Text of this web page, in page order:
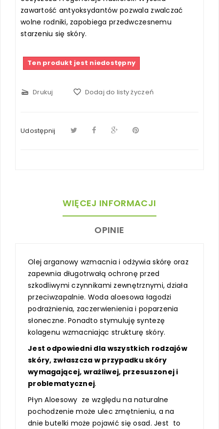
zawartość antyoksydantów pozwala zwalczać
wolne rodniki, zapobiega przedwczesnemu
starzeniu się skóry.
Ten produkt jest niedostępny
scanner Drukuj favorite_border Dodaj do listy życzeń
Udostępnij
WIĘCEJ INFORMACJI
OPINIE
Olej arganowy wzmacnia i odżywia skórę oraz
zapewnia długotrwałą ochronę przed
szkodliwymi czynnikami zewnętrznymi, działa
przeciwzapalnie. Woda aloesowa łagodzi
podrażnienia, zaczerwienienia i poparzenia
słoneczne. Ponadto stymuluję syntezę
kolagenu wzmacniając strukturę skóry.
Jest odpowiedni dla wszystkich rodzajów
skóry, zwłaszcza w przypadku skóry
wymagającej, wrażliwej, przesuszonej i
problematycznej.
Płyn Aloesowy ze względu na naturalne
pochodzenie może ulec zmętnieniu, a na
dnie butelki może pojawić się osad. Jest to